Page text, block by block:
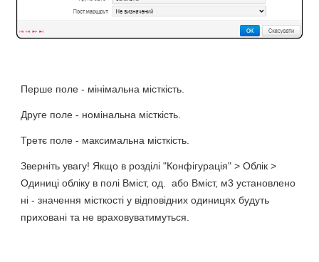
Перше поле - мінімальна місткість.
Друге поле - номінальна місткість.
Третє поле - максимальна місткість.
Зверніть увагу! Якщо в розділі "Конфігурація" > Облік >
Одиниці обліку в полі Вміст, од. або Вміст, м3 установлено
ні - значення місткості у відповідних одиницях будуть
приховані та не враховуватимуться.